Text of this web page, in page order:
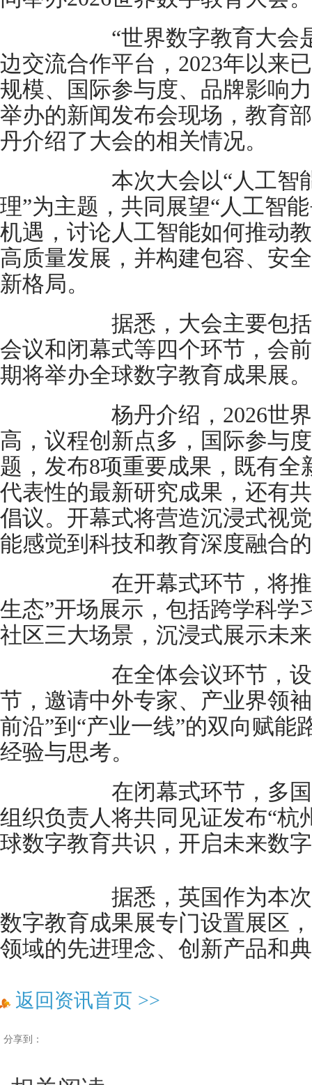
“世界数字教育大会是
边交流合作平台，2023年以来
规模、国际参与度、品牌影响
举办的新闻发布会现场，教育
丹介绍了大会的相关情况。
本次大会以“人工智能+
理”为主题，共同展望“人工智
机遇，讨论人工智能如何推动
高质量发展，并构建包容、安
新格局。
据悉，大会主要包括开
会议和闭幕式等四个环节，会
期将举办全球数字教育成果展。
杨丹介绍，2026世界数
高，议程创新点多，国际参与
题，发布8项重要成果，既有
代表性的最新研究成果，还有
倡议。开幕式将营造沉浸式视
能感觉到科技和教育深度融合
在开幕式环节，将推出
生态”开场展示，包括跨学科学
社区三大场景，沉浸式展示未
在全体会议环节，设置
节，邀请中外专家、产业界领
前沿”到“产业一线”的双向赋能
经验与思考。
在闭幕式环节，多国教
组织负责人将共同见证发布“杭
球数字教育共识，开启未来数
据悉，英国作为本次大
数字教育成果展专门设置展区
领域的先进理念、创新产品和
返回资讯首页 >>
分享到：